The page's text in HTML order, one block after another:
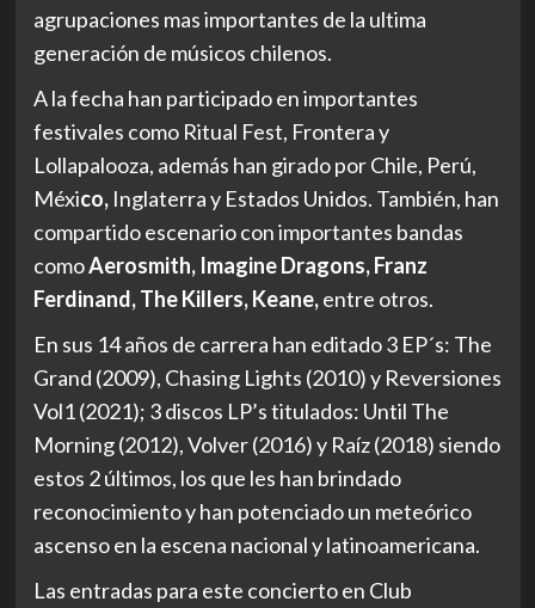
agrupaciones mas importantes de la ultima
generación de músicos chilenos.
A la fecha han participado en importantes
festivales como Ritual Fest, Frontera y
Lollapalooza, además han girado por Chile, Perú,
México, Inglaterra y Estados Unidos. También, han
compartido escenario con importantes bandas
comoAerosmith, Imagine Dragons, Franz
Ferdinand, The Killers, Keane,entre otros.
En sus 14 años de carrera han editado 3 EP´s: The
Grand (2009), Chasing Lights (2010) y Reversiones
Vol1 (2021); 3 discos LP’s titulados: Until The
Morning (2012), Volver (2016) y Raíz (2018) siendo
estos 2 últimos, los que les han brindado
reconocimiento y han potenciado un meteórico
ascenso en la escena nacional y latinoamericana.
Las entradas para este concierto en Club